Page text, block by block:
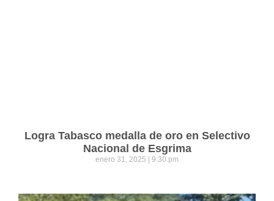
Logra Tabasco medalla de oro en Selectivo
Nacional de Esgrima
enero 31, 2025 9:30 pm